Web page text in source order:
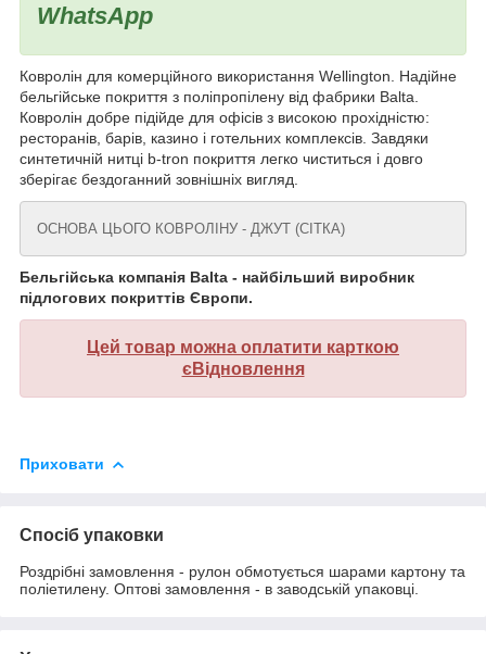
WhatsApp
Ковролін для комерційного використання Wellington. Надійне
бельгійське покриття з поліпропілену від фабрики Balta.
Ковролін добре підійде для офісів з високою прохідністю:
ресторанів, барів, казино і готельних комплексів. Завдяки
синтетичній нитці b-tron покриття легко чиститься і довго
зберігає бездоганний зовнішніх вигляд.
ОСНОВА ЦЬОГО КОВРОЛІНУ - ДЖУТ (СІТКА)
Бельгійська компанія Balta - найбільший виробник
підлогових покриттів Європи.
Цей товар можна оплатити карткою
єВідновлення
Приховати
Спосіб упаковки
Роздрібні замовлення - рулон обмотується шарами картону та
поліетилену. Оптові замовлення - в заводській упаковці.